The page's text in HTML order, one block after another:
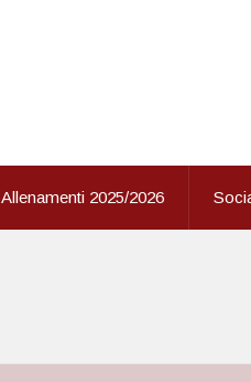
Allenamenti 2025/2026